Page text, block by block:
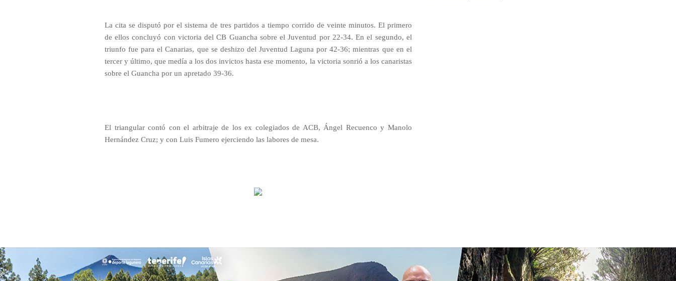
La cita se disputó por el sistema de tres partidos a tiempo corrido de veinte minutos. El primero
de ellos concluyó con victoria del CB Guancha sobre el Juventud por 22-34. En el segundo, el
triunfo fue para el Canarias, que se deshizo del Juventud Laguna por 42-36; mientras que en el
tercer y último, que medía a los dos invictos hasta ese momento, la victoria sonrió a los canaristas
sobre el Guancha por un apretado 39-36.
El triangular contó con el arbitraje de los ex colegiados de ACB, Ángel Recuenco y Manolo
Hernández Cruz; y con Luis Fumero ejerciendo las labores de mesa.